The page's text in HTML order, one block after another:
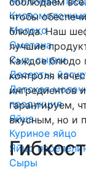
Молоко
Сметана
Сыр, сырки
Десерты,
Детская
продукция
Яйца
Куриное яйцо
Яйцо
Сыры
чтобы
блюда. Наш
лучшие
Каждое блюдо
контроля
ингредиентов
гарантируем,
вкусным, но и